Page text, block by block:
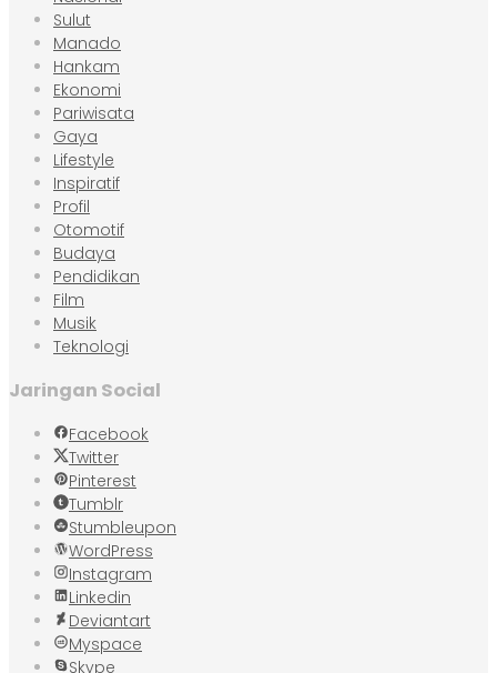
Sulut
Manado
Hankam
Ekonomi
Pariwisata
Gaya
Lifestyle
Inspiratif
Profil
Otomotif
Budaya
Pendidikan
Film
Musik
Teknologi
Jaringan Social
Facebook
Twitter
Pinterest
Tumblr
Stumbleupon
WordPress
Instagram
Linkedin
Deviantart
Myspace
Skype